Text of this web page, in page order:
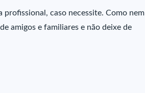
profissional, caso necessite. Como nem
amigos e familiares e não deixe de